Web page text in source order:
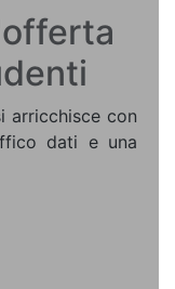
arricchisce con
dati e una